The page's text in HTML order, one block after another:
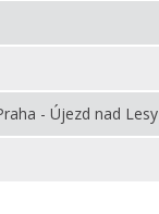
- Újezd nad Lesy